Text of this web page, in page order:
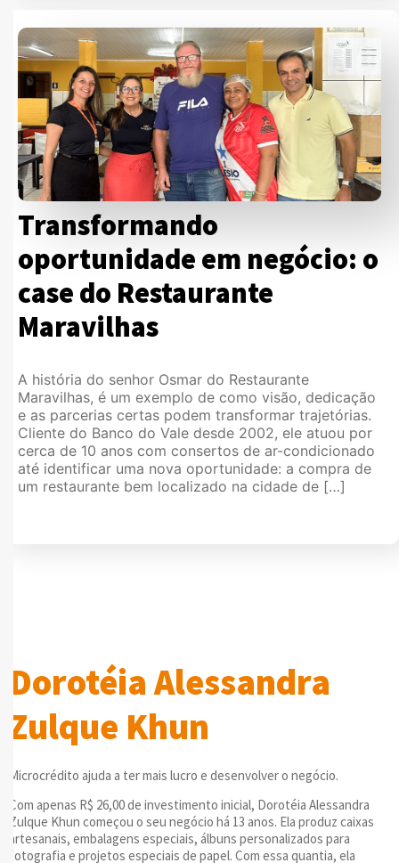
Transformando
oportunidade em negócio: o
case do Restaurante
Maravilhas
A história do senhor Osmar do Restaurante
Maravilhas, é um exemplo de como visão, dedicação
e as parcerias certas podem transformar trajetórias.
Cliente do Banco do Vale desde 2002, ele atuou por
cerca de 10 anos com consertos de ar-condicionado
até identificar uma nova oportunidade: a compra de
um restaurante bem localizado na cidade de […]
Dorotéia Alessandra
Zulque Khun
Microcrédito ajuda a ter mais lucro e desenvolver o negócio.
Com apenas R$ 26,00 de investimento inicial, Dorotéia Alessandra
Zulque Khun começou o seu negócio há 13 anos. Ela produz caixas
artesanais, embalagens especiais, álbuns personalizados para
fotografia e projetos especiais de papel. Com essa quantia, ela